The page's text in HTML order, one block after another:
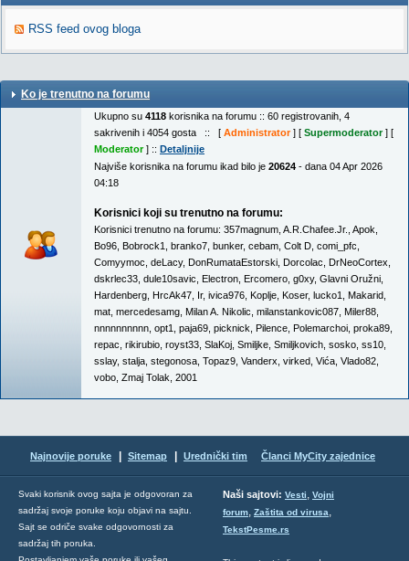
RSS feed ovog bloga
Ko je trenutno na forumu
Ukupno su 4118 korisnika na forumu :: 60 registrovanih, 4
sakrivenih i 4054 gosta :: [ Administrator] [ Supermoderator] [
Moderator] :: Detaljnije
Najviše korisnika na forumu ikad bilo je 20624 - dana 04 Apr 2026
04:18
Korisnici koji su trenutno na forumu:
Korisnici trenutno na forumu: 357magnum A.R.Chafee.Jr. Apok
Bo96 Bobrock1 branko7 bunker, cebam Colt D comi_pfc
Comyymoc deLacy, DonRumataEstorski Dorcolac DrNeoCortex
dskrlec33 dule10savic Electron Ercomero g0xy, Glavni Oružni
Hardenberg HrcAk47 Ir, ivica976 Koplje Koser, lucko1 Makarid
mat mercedesamg Milan A. Nikolic milanstankovic087 Miler88
nnnnnnnnnn opt1 paja69 picknick Pilence Polemarchoi proka89
repac rikirubio royst33 SlaKoj Smiljke Smiljkovich sosko ss10
sslay, stalja stegonosa Topaz9 Vanderx virked Vića Vlado82
vobo Zmaj Tolak 2001
Najnovije poruke Sitemap Urednički tim Članci MyCity zajednice
Svaki korisnik ovog sajta je odgovoran za
sadržaj svoje poruke koju objavi na sajtu.
Sajt se odriče svake odgovornosti za
sadržaj tih poruka.
Naši sajtovi: Vesti, Vojni
forum, Zaštita od virusa,
TekstPesme.rs